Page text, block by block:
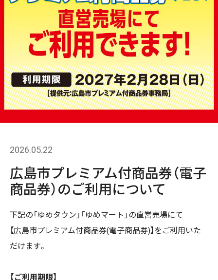
2026.05.22
広島市プレミアム付商品券（電子
商品券）のご利用について
下記の「ゆめタウン」「ゆめマート」の直営売場にて
【広島市プレミアム付商品券(電子商品券)】をご利用いた
だけます。
【ご利用期限】